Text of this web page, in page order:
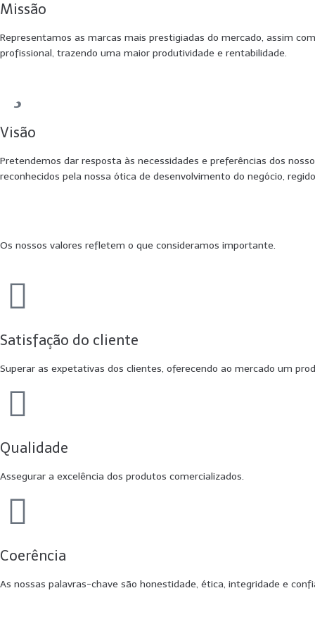
Missão
Representamos as marcas mais prestigiadas do mercado, assim
profissional, trazendo uma maior produtividade e rentabilidade.
Visão
Pretendemos dar resposta às necessidades e preferências dos
reconhecidos pela nossa ótica de desenvolvimento do negócio,
Os nossos valores refletem o que consideramos importante.
Satisfação do cliente
Superar as expetativas dos clientes, oferecendo ao mercado um
Qualidade
Assegurar a excelência dos produtos comercializados.
Coerência
As nossas palavras-chave são honestidade, ética, integridade e